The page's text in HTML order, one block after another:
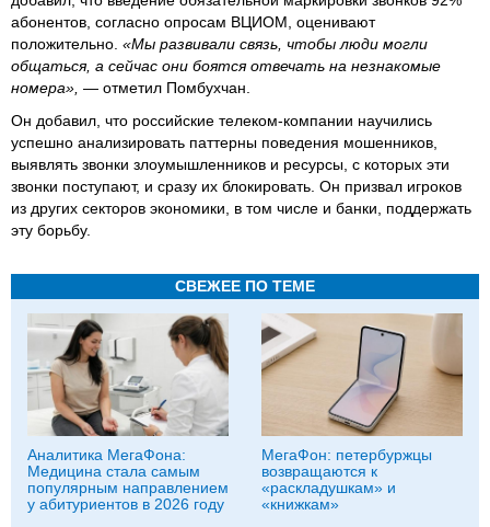
абонентов, согласно опросам ВЦИОМ, оценивают
положительно. «Мы развивали связь, чтобы люди могли
общаться, а сейчас они боятся отвечать на незнакомые
номера», — отметил Помбухчан.
Он добавил, что российские телеком-компании научились
успешно анализировать паттерны поведения мошенников,
выявлять звонки злоумышленников и ресурсы, с которых эти
звонки поступают, и сразу их блокировать. Он призвал игроков
из других секторов экономики, в том числе и банки, поддержать
эту борьбу.
СВЕЖЕЕ ПО ТЕМЕ
Аналитика МегаФона:
Медицина стала самым
популярным направлением
у абитуриентов в 2026 году
МегаФон: петербуржцы
возвращаются к
«раскладушкам» и
«книжкам»